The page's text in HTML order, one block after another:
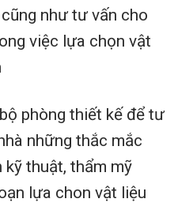
như tư vấn cho
việc lựa chọn vật
phòng thiết kế để tư
những thắc mắc
kỹ thuật, thẩm mỹ
lựa chon vật liệu